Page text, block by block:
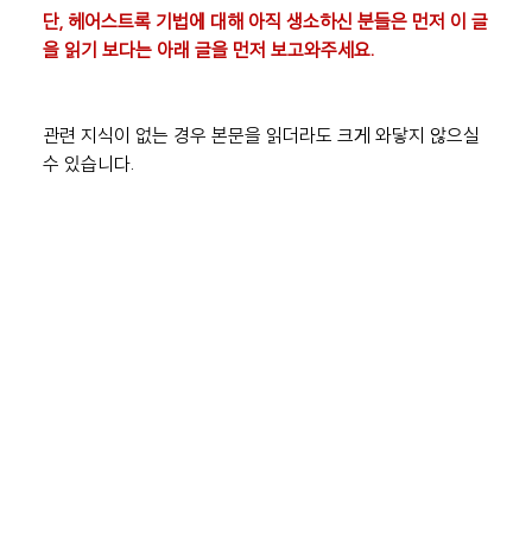
단, 헤어스트록 기법에 대해 아직 생소하신 분들은 먼저 이 글
을 읽기 보다는 아래 글을 먼저 보고와주세요.
관련 지식이 없는 경우 본문을 읽더라도 크게 와닿지 않으실
수 있습니다.